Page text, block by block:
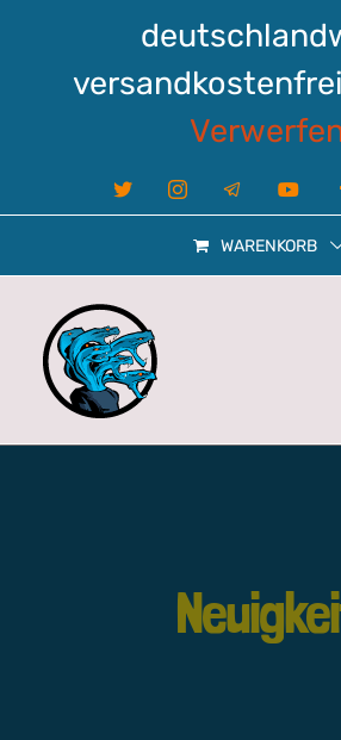
X InstagramTelegram
WARENKORB